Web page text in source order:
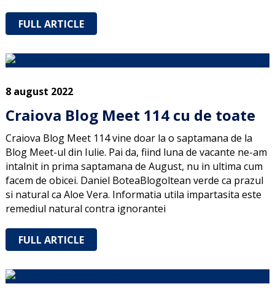
FULL ARTICLE
8 august 2022
Craiova Blog Meet 114 cu de toate
Craiova Blog Meet 114 vine doar la o saptamana de la
Blog Meet-ul din Iulie. Pai da, fiind luna de vacante ne-am
intalnit in prima saptamana de August, nu in ultima cum
facem de obicei. Daniel BoteaBlogoltean verde ca prazul
si natural ca Aloe Vera. Informatia utila impartasita este
remediul natural contra ignorantei
FULL ARTICLE